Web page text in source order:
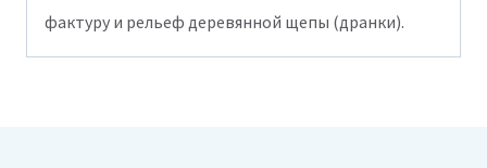
фактуру и рельеф деревянной щепы (дранки).